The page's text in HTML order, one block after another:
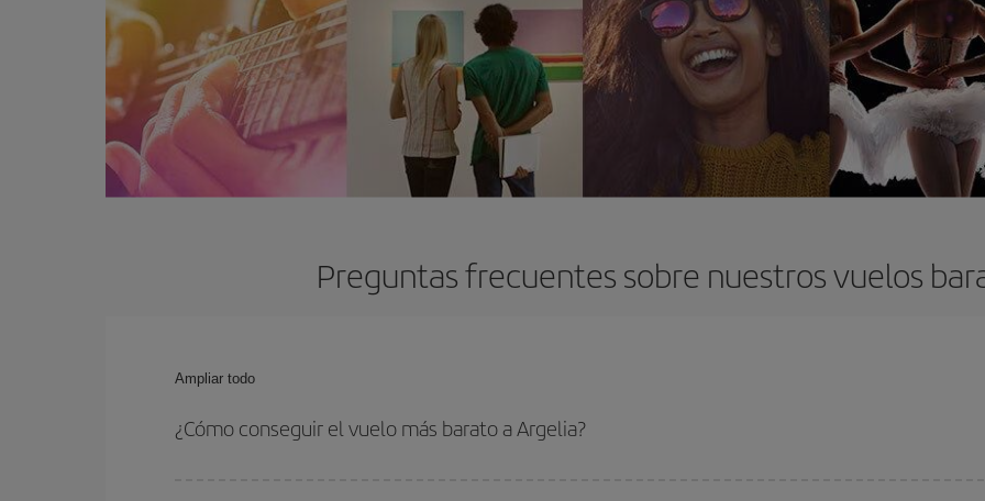
Preguntas frecuentes sobre nuestros vuelos
Ampliar todo
¿Cómo conseguir el vuelo más barato a Argelia?